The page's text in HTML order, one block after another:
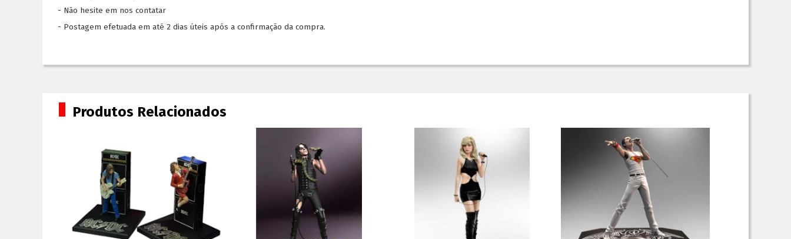
- Não hesite em nos contatar
- Postagem efetuada em até 2 dias úteis após a confirmação da compra.
Produtos Relacionados